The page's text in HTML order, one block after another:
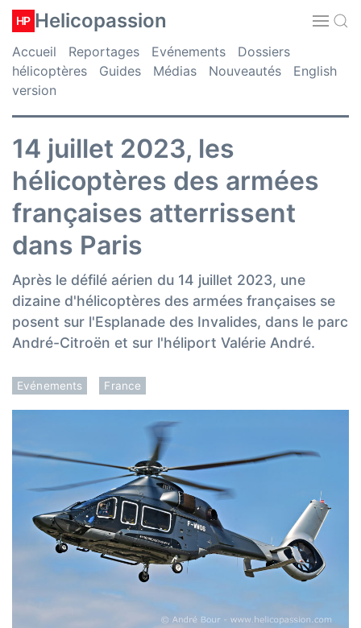
HP Helicopassion
Accueil Reportages Evénements
Dossiers
hélicoptères
Guides Médias Nouveautés
English
version
14 juillet 2023, les
hélicoptères des armées
françaises atterrissent
dans Paris
Après le défilé aérien du 14 juillet 2023, une
dizaine d'hélicoptères des armées françaises se
posent sur l'Esplanade des Invalides, dans le parc
André-Citroën et sur l'héliport Valérie André.
Evénements France